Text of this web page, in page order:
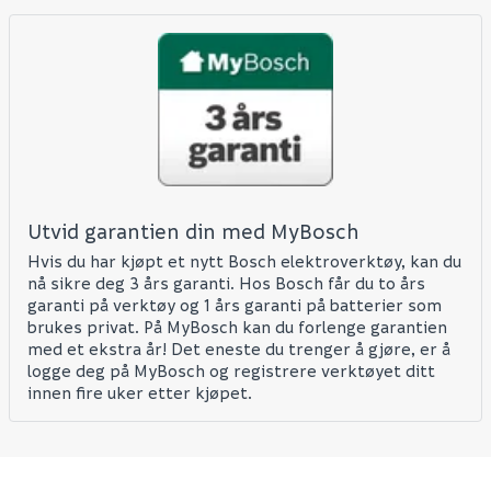
Skjule spørsmålet for andre?
SEND INN SPØRSMÅL
Spørsmålet og svaret vil bli vist her etter at det er
besvart.
Ingen spørsmål enda. Bli den første til å stille et
spørsmål til dette produktet.
Utvid garantien din med MyBosch
Hvis du har kjøpt et nytt Bosch elektroverktøy, kan du
nå sikre deg 3 års garanti. Hos Bosch får du to års
garanti på verktøy og 1 års garanti på batterier som
brukes privat. På MyBosch kan du forlenge garantien
med et ekstra år! Det eneste du trenger å gjøre, er å
logge deg på MyBosch og registrere verktøyet ditt
innen fire uker etter kjøpet.